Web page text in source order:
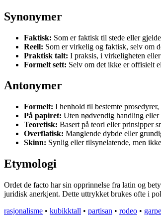
Synonymer
Faktisk: Som er faktisk til stede eller
Reell: Som er virkelig og faktisk, selv om
Praktisk talt: I praksis, i virkeligheten
Formelt sett: Selv om det ikke er offisielt
Antonymer
Formelt: I henhold til bestemte
På papiret: Uten nødvendig handling
Teoretisk: Basert på teori eller prinsipper
Overflatisk: Manglende dybde eller
Skinn: Synlig eller tilsynelatende, men
Etymologi
Ordet de facto har sin opprinnelse fra latin og
juridisk anerkjent. Dette uttrykket brukes ofte i
rasjonalisme • kubikktall • partisan • rodeo •